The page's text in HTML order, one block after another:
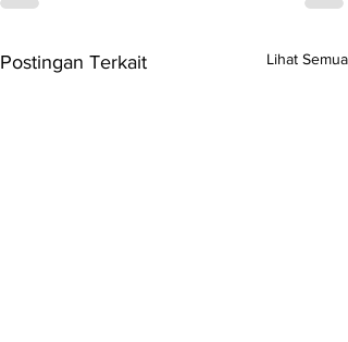
Postingan Terkait Lihat Semua